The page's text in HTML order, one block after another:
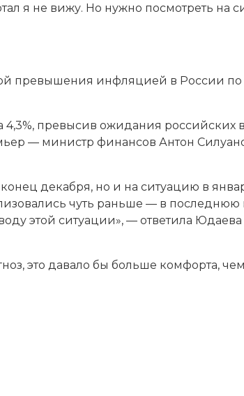
я не вижу. Но нужно посмотреть на
превышения инфляцией в России по
превысив ожидания российских
— министр финансов Антон
декабря, но и на ситуацию в
чуть раньше — в последнюю
этой ситуации», — ответила
это давало бы больше комфорта,